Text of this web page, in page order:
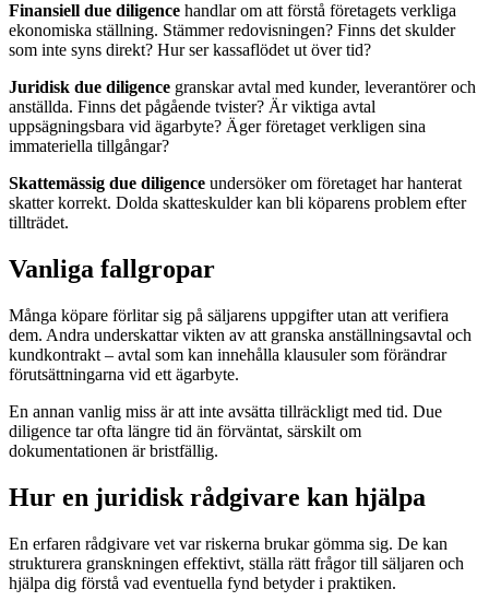
Finansiell due diligence handlar om att förstå företagets verkliga
ekonomiska ställning. Stämmer redovisningen? Finns det skulder
som inte syns direkt? Hur ser kassaflödet ut över tid?
Juridisk due diligence granskar avtal med kunder, leverantörer och
anställda. Finns det pågående tvister? Är viktiga avtal
uppsägningsbara vid ägarbyte? Äger företaget verkligen sina
immateriella tillgångar?
Skattemässig due diligence undersöker om företaget har hanterat
skatter korrekt. Dolda skatteskulder kan bli köparens problem efter
tillträdet.
Vanliga fallgropar
Många köpare förlitar sig på säljarens uppgifter utan att verifiera
dem. Andra underskattar vikten av att granska anställningsavtal och
kundkontrakt – avtal som kan innehålla klausuler som förändrar
förutsättningarna vid ett ägarbyte.
En annan vanlig miss är att inte avsätta tillräckligt med tid. Due
diligence tar ofta längre tid än förväntat, särskilt om
dokumentationen är bristfällig.
Hur en juridisk rådgivare kan hjälpa
En erfaren rådgivare vet var riskerna brukar gömma sig. De kan
strukturera granskningen effektivt, ställa rätt frågor till säljaren och
hjälpa dig förstå vad eventuella fynd betyder i praktiken.